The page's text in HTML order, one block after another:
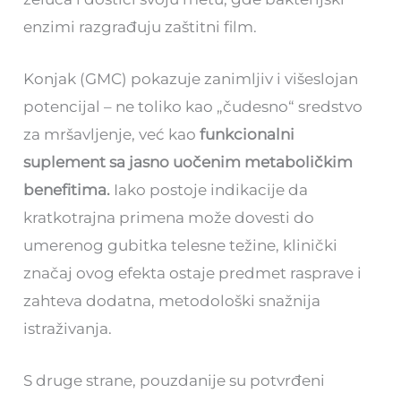
enzimi razgrađuju zaštitni film.
Konjak (GMC) pokazuje zanimljiv i višeslojan
potencijal – ne toliko kao „čudesno“ sredstvo
za mršavljenje, već kaofunkcionalni
suplement sa jasno uočenim metaboličkim
benefitima. Iako postoje indikacije da
kratkotrajna primena može dovesti do
umerenog gubitka telesne težine, klinički
značaj ovog efekta ostaje predmet rasprave i
zahteva dodatna, metodološki snažnija
istraživanja.
S druge strane, pouzdanije su potvrđeni